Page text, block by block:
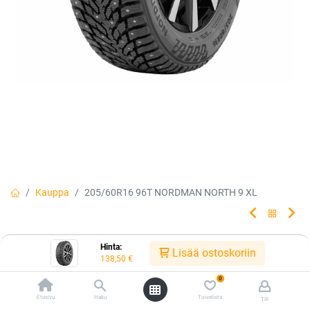
Hinta:
138,50 € Lisää ostoskoriin
Etusivu Haku
0
Toivelista Tili
Kauppa 205/60R16 96T NORDMAN NORTH 9 XL
205/60R16 96T NORDMAN NORTH 9
Pohjoiseen suunniteltua teknologiaa, made by Nokian Tyres.